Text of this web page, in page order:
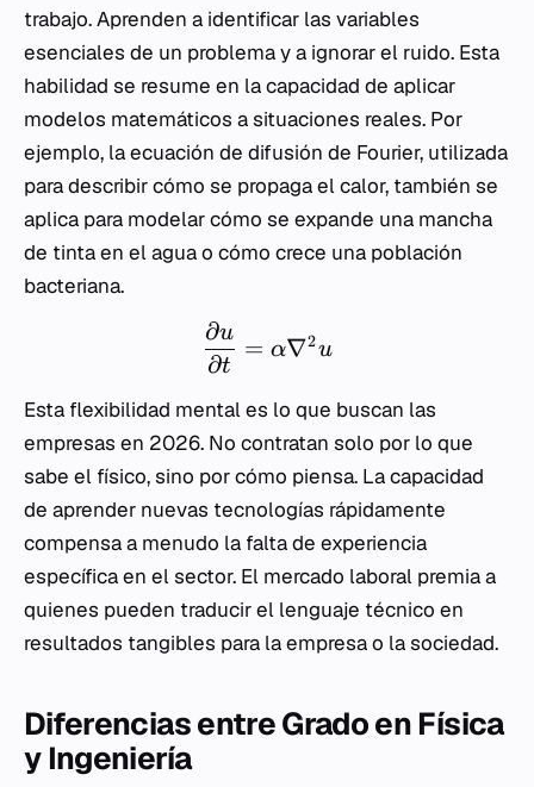
trabajo. Aprenden a identificar las variables
esenciales de un problema y a ignorar el ruido. Esta
habilidad se resume en la capacidad de aplicar
modelos matemáticos a situaciones reales. Por
ejemplo, la ecuación de difusión de Fourier, utilizada
para describir cómo se propaga el calor, también se
aplica para modelar cómo se expande una mancha
de tinta en el agua o cómo crece una población
bacteriana.
∂t
∂u
= α∇2u
Esta flexibilidad mental es lo que buscan las
empresas en 2026. No contratan solo por lo que
sabe el físico, sino por cómo piensa. La capacidad
de aprender nuevas tecnologías rápidamente
compensa a menudo la falta de experiencia
específica en el sector. El mercado laboral premia a
quienes pueden traducir el lenguaje técnico en
resultados tangibles para la empresa o la sociedad.
Diferencias entre Grado en Física
y Ingeniería